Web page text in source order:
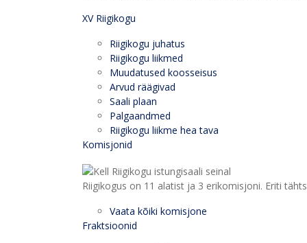
XV Riigikogu
Riigikogu juhatus
Riigikogu liikmed
Muudatused koosseisus
Arvud räägivad
Saali plaan
Palgaandmed
Riigikogu liikme hea tava
Komisjonid
Riigikogus on 11 alatist ja 3 erikomisjoni. Eriti
Vaata kõiki komisjone
Fraktsioonid